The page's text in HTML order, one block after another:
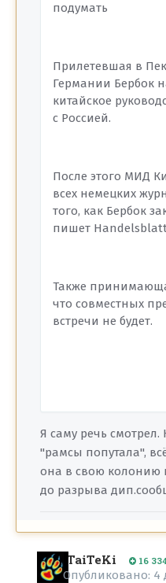
подумать
Прилетевшая в
Германии Бербок
китайское
с Россией.
После этого МИД
всех немецких
того, как Бербок
пишет
Также
что совместных
встречи не будет.
Я саму речь
"рамсы попутала",
она в свою колонию
до разрыва
TaiTeKi 16 334
Опубликовано: 4